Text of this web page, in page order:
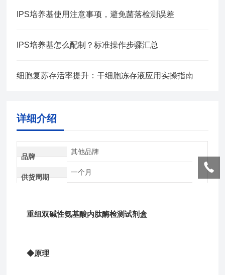
IPS培养基使用注意事项，避免菌落检测误差
IPS培养基怎么配制？标准操作步骤汇总
细胞复苏存活率提升：干细胞冻存液应用实操指南
详细介绍
品牌
其他品牌
供货周期
一个月
重组双碱性氨基酸内肽酶检测试剂盒
◆原理